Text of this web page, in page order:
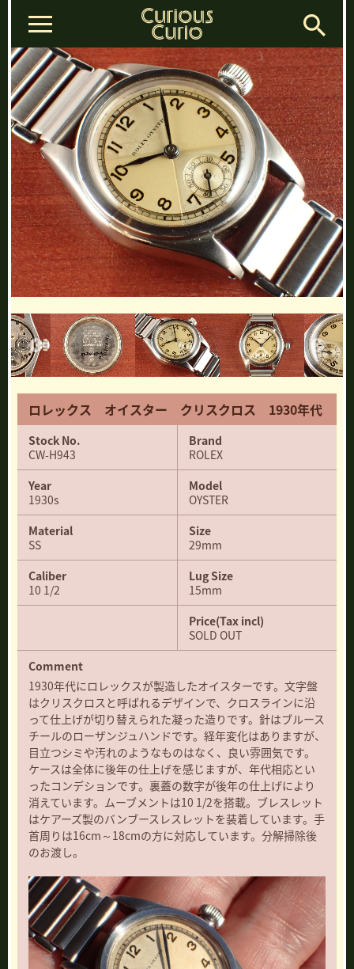
ロレックス オイスター クリスクロス 1930年代
Stock No.
CW-H943
Brand
ROLEX
Year
1930s
Model
OYSTER
Material
SS
Size
29mm
Caliber
10 1/2
Lug Size
15mm
Price(Tax incl)
SOLD OUT
Comment
1930年代にロレックスが製造したオイスターです。文字盤
はクリスクロスと呼ばれるデザインで、クロスラインに沿
って仕上げが切り替えられた凝った造りです。針はブルース
チールのローザンジュハンドです。経年変化はありますが、
目立つシミや汚れのようなものはなく、良い雰囲気です。
ケースは全体に後年の仕上げを感じますが、年代相応とい
ったコンデションです。裏蓋の数字が後年の仕上げにより
消えています。ムーブメントは10 1/2を搭載。ブレスレット
はケアーズ製のバンブースレスレットを装着しています。手
首周りは16cm～18cmの方に対応しています。分解掃除後
のお渡し。